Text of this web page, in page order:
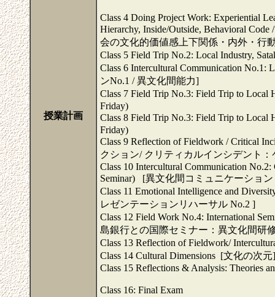
授業計画
Class 4 Doing Project Work: Experiential
Hierarchy, Inside/Outside, Behavioral
会の文化的価値感上下関係
Class 5 Field Trip No.2: Local Industry,
Class 6 Intercultural Communication
ンNo.1 / 異文化間能力]
Class 7 Field Trip No.3: Field Trip to
Friday)
Class 8 Field Trip No.3: Field Trip to
Friday)
Class 9 Reflection of Fieldwork / Critical
クション/ クリティカルインシデント
Class 10 Intercultural Communication
Seminar) [異文化間コミュニケーショ
Class 11 Emotional Intelligence and
レゼンテーションリハーサル No.2 ]
Class 12 Field Work No.4: International
島銀行との国際セミナー：異文化間研
Class 13 Reflection of Fieldwork/
Class 14 Cultural Dimensions [文化の次元]
Class 15 Reflections &
Class 16: Final Exam